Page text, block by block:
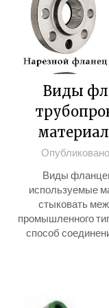
Виды
Виды
используемые
стыковать
промышленного
способ